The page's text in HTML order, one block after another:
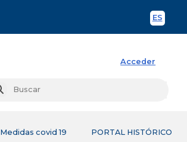
ES
Acceder
Buscar
Medidas covid 19 PORTAL HISTÓRICO